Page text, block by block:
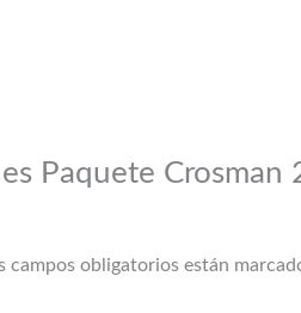
Paquete
campos obligatorios están